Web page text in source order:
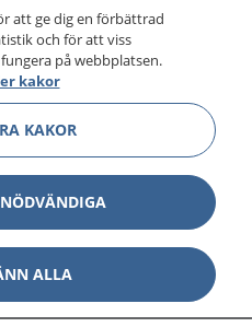
och göra dina
1177 för
runt.
må bättre.
Show
Show
att ge dig en förbättrad
och för att viss
på webbplatsen.
kakor
KAKOR
ALLA